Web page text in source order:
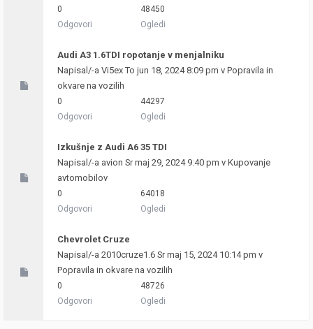
0
Odgovori
48450
Ogledi
Audi A3 1.6TDI ropotanje v menjalniku
Napisal/-a Vi5exTo jun 18, 2024 8:09 pm v Popravila in
okvare na vozilih
0
Odgovori
44297
Ogledi
Izkušnje z Audi A6 35 TDI
Napisal/-a avion Sr maj 29, 2024 9:40 pm v Kupovanje
avtomobilov
0
Odgovori
64018
Ogledi
Chevrolet Cruze
Napisal/-a 2010cruze1.6 Sr maj 15, 2024 10:14 pm v
Popravila in okvare na vozilih
0
Odgovori
48726
Ogledi